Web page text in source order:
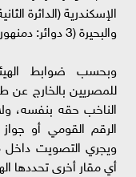
الإسكندرية (الدائرة
والبحيرة (3 دوائر: دمنهور، أبو حمص، إيتاي البارود).
وبحسب ضوابط
للمصريين بالخارج عن
الناخب حقه بنفسه،
الرقم القومي أو
ويجري التصويت داخل
أي مقار أخرى تحددها